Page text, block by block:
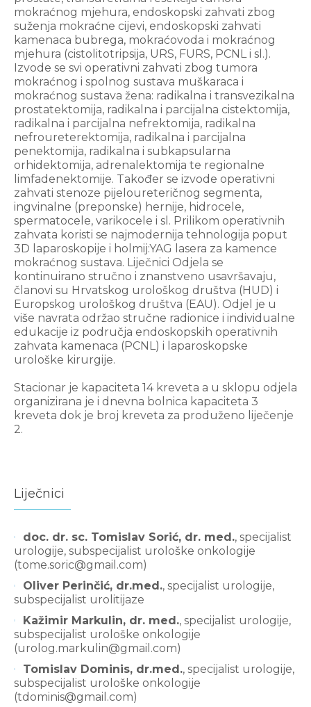
mokraćnog mjehura, endoskopski zahvati zbog
suženja mokraćne cijevi, endoskopski zahvati
kamenaca bubrega, mokraćovoda i mokraćnog
mjehura (cistolitotripsija, URS, FURS, PCNL i sl.).
Izvode se svi operativni zahvati zbog tumora
mokraćnog i spolnog sustava muškaraca i
mokraćnog sustava žena: radikalna i transvezikalna
prostatektomija, radikalna i parcijalna cistektomija,
radikalna i parcijalna nefrektomija, radikalna
nefroureterektomija, radikalna i parcijalna
penektomija, radikalna i subkapsularna
orhidektomija, adrenalektomija te regionalne
limfadenektomije. Također se izvode operativni
zahvati stenoze pijeloureteričnog segmenta,
ingvinalne (preponske) hernije, hidrocele,
spermatocele, varikocele i sl. Prilikom operativnih
zahvata koristi se najmodernija tehnologija poput
3D laparoskopije i holmij:YAG lasera za kamence
mokraćnog sustava. Liječnici Odjela se
kontinuirano stručno i znanstveno usavršavaju,
članovi su Hrvatskog urološkog društva (HUD) i
Europskog urološkog društva (EAU). Odjel je u
više navrata održao stručne radionice i individualne
edukacije iz područja endoskopskih operativnih
zahvata kamenaca (PCNL) i laparoskopske
urološke kirurgije.
Stacionar je kapaciteta 14 kreveta a u sklopu odjela
organizirana je i dnevna bolnica kapaciteta 3
kreveta dok je broj kreveta za produženo liječenje
2.
Liječnici
doc. dr. sc. Tomislav Sorić, dr. med., specijalist
urologije, subspecijalist urološke onkologije
(tome.soric@gmail.com)
Oliver Perinčić, dr.med., specijalist urologije,
subspecijalist urolitijaze
Kažimir Markulin, dr. med., specijalist urologije,
subspecijalist urološke onkologije
(urolog.markulin@gmail.com)
Tomislav Dominis, dr.med., specijalist urologije,
subspecijalist urološke onkologije
(tdominis@gmail.com)